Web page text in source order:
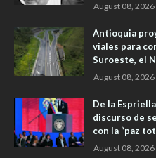
August 08, 2026
Antioquia
viales para
Suroeste, el
August 08, 2026
De la
discurso de
con la “paz
August 08, 2026